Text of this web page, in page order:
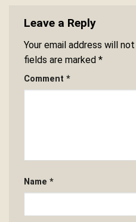
Leave a Reply
Your email address will
fields are marked *
Comment *
Name *